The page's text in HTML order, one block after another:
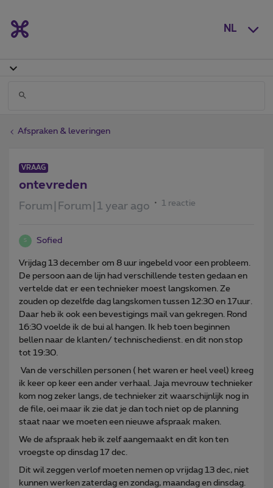
NL
Afspraken & leveringen
VRAAG
ontevreden
Forum|Forum|1 year ago 1 reactie
S Sofied
Vrijdag 13 december om 8 uur ingebeld voor een probleem.
De persoon aan de lijn had verschillende testen gedaan en
vertelde dat er een technieker moest langskomen. Ze
zouden op dezelfde dag langskomen tussen 12:30 en 17uur.
Daar heb ik ook een bevestigings mail van gekregen. Rond
16:30 voelde ik de bui al hangen. Ik heb toen beginnen
bellen naar de klanten/ technischedienst. en dit non stop
tot 19:30.
Van de verschillen personen ( het waren er heel veel) kreeg
ik keer op keer een ander verhaal. Jaja mevrouw technieker
kom nog zeker langs, de technieker zit waarschijnlijk nog in
de file, oei maar ik zie dat je dan toch niet op de planning
staat naar we moeten een nieuwe afspraak maken.
We de afspraak heb ik zelf aangemaakt en dit kon ten
vroegste op dinsdag 17 dec.
Dit wil zeggen verlof moeten nemen op vrijdag 13 dec, niet
kunnen werken zaterdag en zondag, maandag en dinsdag.